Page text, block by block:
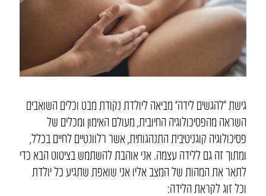
גישת “להגשים לידה” מביאה ליולדת נקודת מבט וכלים השואבים
השראה מהפסיכולוגיה החיובית, מעולם האימון ומכלים של
פסיכולוגיה קוגניטיבית התנהגותית, אשר רלוונטיים לחיים בכלל,
ומתוך זה גם ללידה עצמה. אני אוהבת להשתמש בציטוט הבא כדי
לתאר את המהות של המצב אליו אני שואפת שתגיע כל יולדת
וכל זוג לקראת הלידה: